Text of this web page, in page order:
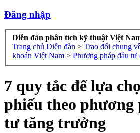
Đăng nhập
Diễn đàn phân tích kỹ thuật Việt
Trang chủ Diễn đàn > Trao đổi chung
khoán Việt Nam > Phương pháp đầu tư
7 quy tắc để lựa
phiếu theo phương
tư tăng trưởng